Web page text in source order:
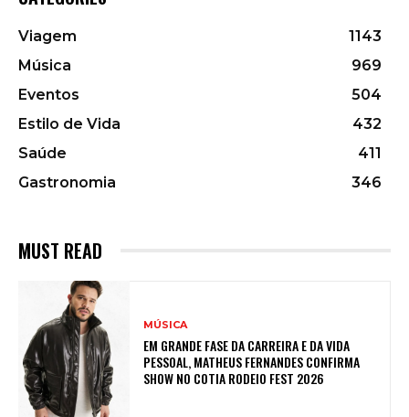
Viagem
1143
Música
969
Eventos
504
Estilo de Vida
432
Saúde
411
Gastronomia
346
MUST READ
MÚSICA
EM GRANDE FASE DA CARREIRA E DA VIDA
PESSOAL, MATHEUS FERNANDES CONFIRMA
SHOW NO COTIA RODEIO FEST 2026